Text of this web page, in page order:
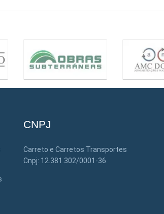
CNPJ
Carreto e Carretos Transportes
Cnpj: 12.381.302/0001-36